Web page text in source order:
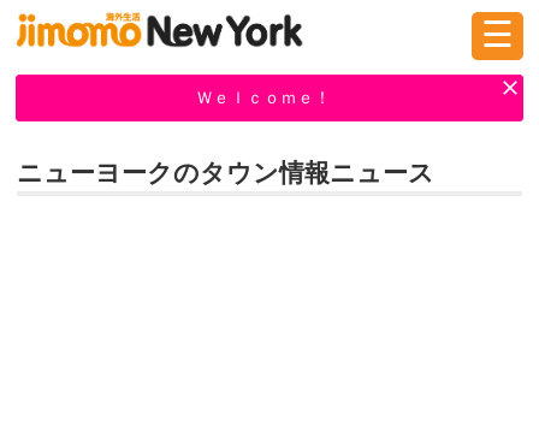
☰
Ｗｅｌｃｏｍｅ！
ニューヨークのタウン情報ニュース